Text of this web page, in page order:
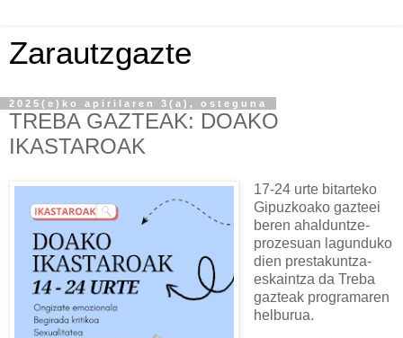
Zarautzgazte
2025(e)ko apirilaren 3(a), osteguna
TREBA GAZTEAK: DOAKO
IKASTAROAK
17-24 urte bitarteko
Gipuzkoako gazteei
beren ahalduntze-
prozesuan lagunduko
dien prestakuntza-
eskaintza da Treba
gazteak programaren
helburua.